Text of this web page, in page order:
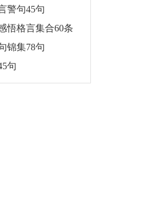
警句45句
悟格言集合60条
锦集78句
句